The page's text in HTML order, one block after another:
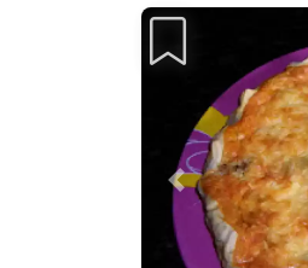
Anterior